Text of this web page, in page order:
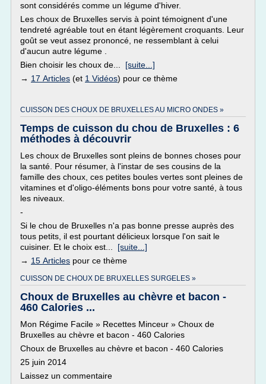
sont considérés comme un légume d'hiver.
Les choux de Bruxelles servis à point témoignent d'une
tendreté agréable tout en étant légèrement croquants. Leur
goût se veut assez prononcé, ne ressemblant à celui
d'aucun autre légume .
Bien choisir les choux de... [suite...]
→ 17 Articles (et 1 Vidéos) pour ce thème
CUISSON DES CHOUX DE BRUXELLES AU MICRO ONDES »
Temps de cuisson du chou de Bruxelles : 6
méthodes à découvrir
Les choux de Bruxelles sont pleins de bonnes choses pour
la santé. Pour résumer, à l'instar de ses cousins de la
famille des choux, ces petites boules vertes sont pleines de
vitamines et d'oligo-éléments bons pour votre santé, à tous
les niveaux.
-
Si le chou de Bruxelles n'a pas bonne presse auprès des
tous petits, il est pourtant délicieux lorsque l'on sait le
cuisiner. Et le choix est... [suite...]
→ 15 Articles pour ce thème
CUISSON DE CHOUX DE BRUXELLES SURGELES »
Choux de Bruxelles au chèvre et bacon -
460 Calories ...
Mon Régime Facile » Recettes Minceur » Choux de
Bruxelles au chèvre et bacon - 460 Calories
Choux de Bruxelles au chèvre et bacon - 460 Calories
25 juin 2014
Laissez un commentaire